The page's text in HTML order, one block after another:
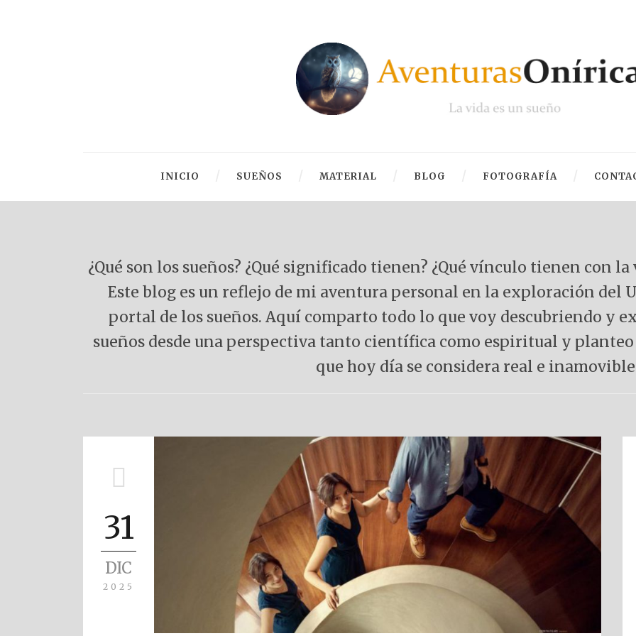
INICIO SUEÑOS MATERIAL BLOG FOTOGRAFÍA
¿Qué son los sueños? ¿Qué significado tienen? ¿Qué vínculo tienen con
Este blog es un reflejo de mi aventura personal en la exploración del
portal de los sueños. Aquí comparto todo lo que voy descubriendo y
sueños desde una perspectiva tanto científica como espiritual y
que hoy día se considera real e
31
DIC
2025